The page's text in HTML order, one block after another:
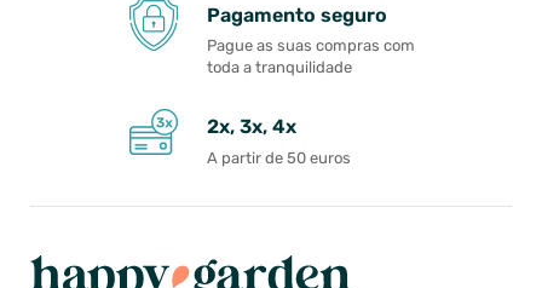
Pagamento seguro
Pague as suas compras com
toda a tranquilidade
2x, 3x, 4x
A partir de 50 euros